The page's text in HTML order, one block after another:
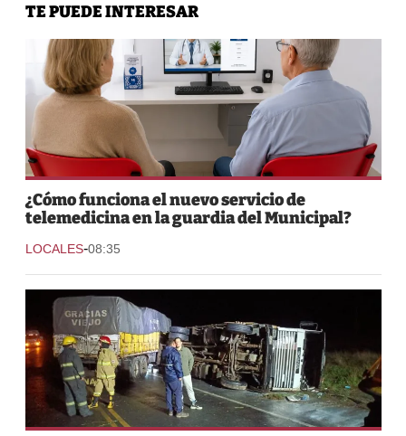
TE PUEDE INTERESAR
¿Cómo funciona el nuevo servicio de
telemedicina en la guardia del Municipal?
LOCALES-08:35